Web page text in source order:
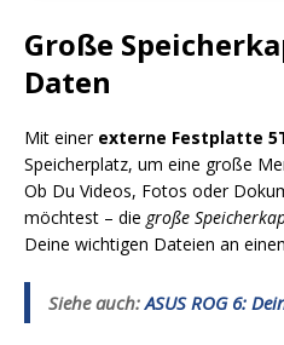
Große
Daten
Mit einer externe Festplatte
Speicherplatz, um eine große
Ob Du Videos, Fotos oder
möchtest – die große
Deine wichtigen Dateien an
Siehe auch:ASUS ROG 6: